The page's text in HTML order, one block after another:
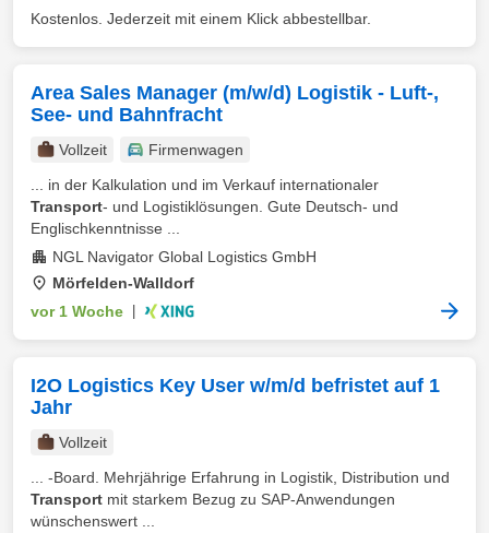
Kostenlos. Jederzeit mit einem Klick abbestellbar.
Area Sales Manager (m/w/d) Logistik - Luft-,
See- und Bahnfracht
Vollzeit
Firmenwagen
... in der Kalkulation und im Verkauf internationaler
Transport- und Logistiklösungen. Gute Deutsch- und
Englischkenntnisse ...
NGL Navigator Global Logistics GmbH
Mörfelden-Walldorf
vor 1 Woche
I2O Logistics Key User w/m/d befristet auf 1
Jahr
Vollzeit
... -Board. Mehrjährige Erfahrung in Logistik, Distribution und
Transport mit starkem Bezug zu SAP-Anwendungen
wünschenswert ...